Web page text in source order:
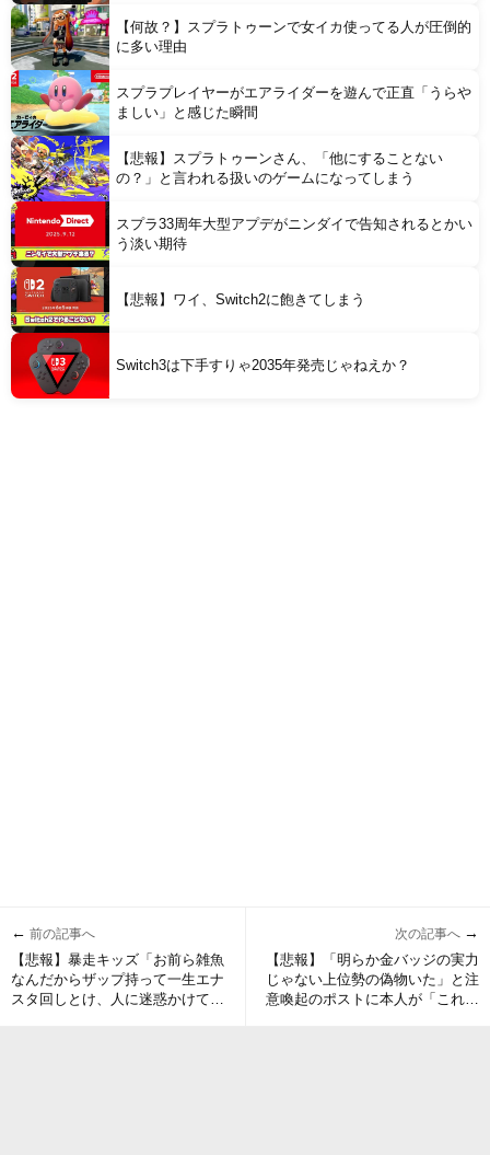
【何故？】スプラトゥーンで女イカ使ってる人が圧倒的
に多い理由
スプラプレイヤーがエアライダーを遊んで正直「うらや
ましい」と感じた瞬間
【悲報】スプラトゥーンさん、「他にすることない
の？」と言われる扱いのゲームになってしまう
スプラ33周年大型アプデがニンダイで告知されるとかい
う淡い期待
【悲報】ワイ、Switch2に飽きてしまう
Switch3は下手すりゃ2035年発売じゃねえか？
← 前の記事へ
【悲報】暴走キッズ「お前ら雑魚
なんだからザップ持って一生エナ
スタ回しとけ、人に迷惑かけてま
次の記事へ →
【悲報】「明らか金バッジの実力
じゃない上位勢の偽物いた」と注
意喚起のポストに本人が「これ本